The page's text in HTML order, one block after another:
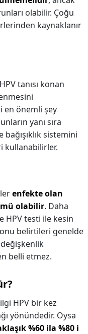
olabilir. Çoğu
kaynaklanır
tanısı konan
en önemli şey
yanı sıra
sistemini
kullanabilirler.
enfekte olan
olabilir. Daha
HPV testi ile kesin
belirtileri genelde
belli etmez.
HPV bir kez
yönündedir. Oysa
%60 ila %80 i